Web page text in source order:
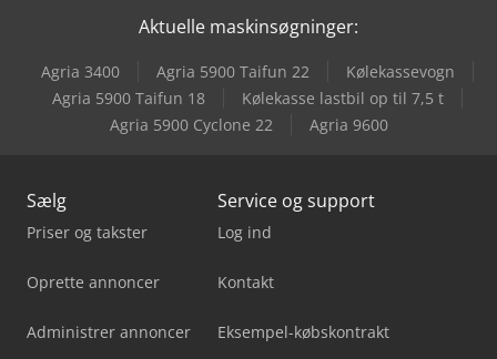
Dürkopp Adler 868-290020
Dürkopp Adler 967-100180
Felder Ad 741
Aktuelle maskinsøgninger:
Agria 3400 Agria 5900 Taifun 22
Kølekassevogn
Agria 5900 Taifun 18
Kølekasse lastbil op til 7,5 t
Agria 5900 Cyclone 22
Agria 9600
Sælg
Priser og takster
Oprette annoncer
Administrer annoncer
Service og support
Log ind
Kontakt
Eksempel-købskontrakt